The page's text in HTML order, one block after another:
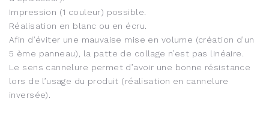
Impression (1 couleur) possible.
Réalisation en blanc ou en écru.
Afin d’éviter une mauvaise mise en volume (création d’un
5 ème panneau), la patte de collage n’est pas linéaire.
Le sens cannelure permet d’avoir une bonne résistance
lors de l’usage du produit (réalisation en cannelure
inversée).